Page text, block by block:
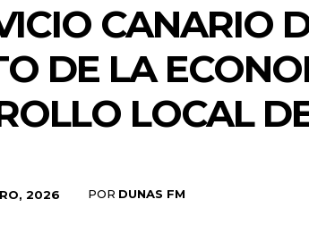
CANARIO
DE LA
LOCAL
2026 POR DUNAS FM